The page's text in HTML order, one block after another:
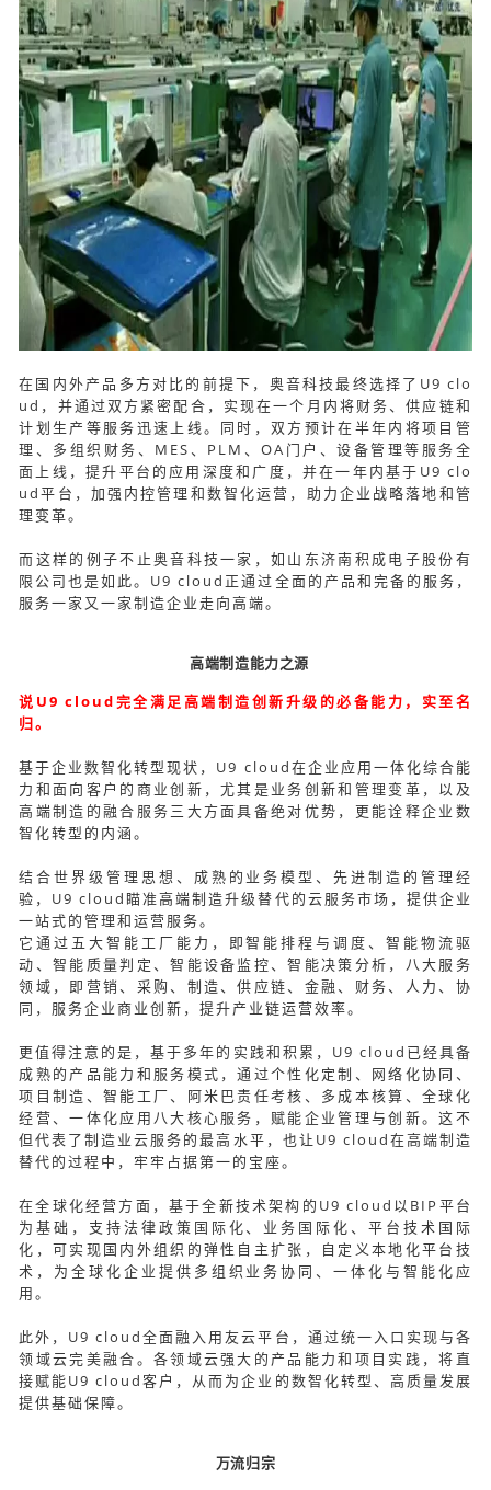
在国内外产品多方对比的前提下，奥音科技最终选择了U9 clo
ud，并通过双方紧密配合，实现在一个月内将财务、供应链和
计划生产等服务迅速上线。同时，双方预计在半年内将项目管
理、多组织财务、MES、PLM、OA门户、设备管理等服务全
面上线，提升平台的应用深度和广度，并在一年内基于U9 clo
ud平台，加强内控管理和数智化运营，助力企业战略落地和管
理变革。
而这样的例子不止奥音科技一家，如山东济南积成电子股份有
限公司也是如此。U9 cloud正通过全面的产品和完备的服务，
服务一家又一家制造企业走向高端。
高端制造能力之源
说U9 cloud完全满足高端制造创新升级的必备能力，实至名
归。
基于企业数智化转型现状，U9 cloud在企业应用一体化综合能
力和面向客户的商业创新，尤其是业务创新和管理变革，以及
高端制造的融合服务三大方面具备绝对优势，更能诠释企业数
智化转型的内涵。
结合世界级管理思想、成熟的业务模型、先进制造的管理经
验，U9 cloud瞄准高端制造升级替代的云服务市场，提供企业
一站式的管理和运营服务。
它通过五大智能工厂能力，即智能排程与调度、智能物流驱
动、智能质量判定、智能设备监控、智能决策分析，八大服务
领域，即营销、采购、制造、供应链、金融、财务、人力、协
同，服务企业商业创新，提升产业链运营效率。
更值得注意的是，基于多年的实践和积累，U9 cloud已经具备
成熟的产品能力和服务模式，通过个性化定制、网络化协同、
项目制造、智能工厂、阿米巴责任考核、多成本核算、全球化
经营、一体化应用八大核心服务，赋能企业管理与创新。这不
但代表了制造业云服务的最高水平，也让U9 cloud在高端制造
替代的过程中，牢牢占据第一的宝座。
在全球化经营方面，基于全新技术架构的U9 cloud以BIP平台
为基础，支持法律政策国际化、业务国际化、平台技术国际
化，可实现国内外组织的弹性自主扩张，自定义本地化平台技
术，为全球化企业提供多组织业务协同、一体化与智能化应
用。
此外，U9 cloud全面融入用友云平台，通过统一入口实现与各
领域云完美融合。各领域云强大的产品能力和项目实践，将直
接赋能U9 cloud客户，从而为企业的数智化转型、高质量发展
提供基础保障。
万流归宗